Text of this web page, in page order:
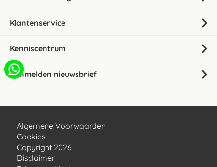
Klantenservice
Kenniscentrum
Aanmelden nieuwsbrief
Algemene Voorwaarden
Cookies
Copyright 2026
Disclaimer